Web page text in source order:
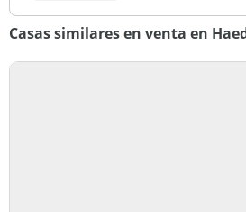
Casas similares en venta en